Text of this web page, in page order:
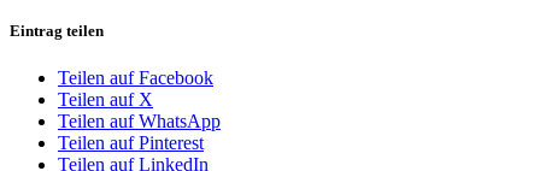
Eintrag teilen
Teilen auf Facebook
Teilen auf X
Teilen auf WhatsApp
Teilen auf Pinterest
Teilen auf LinkedIn